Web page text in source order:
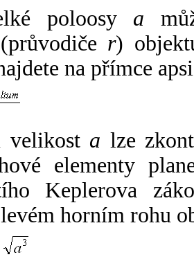
poloosy a
r)
na přímce
velikost a lze
elementy
Keplerova
horním rohu